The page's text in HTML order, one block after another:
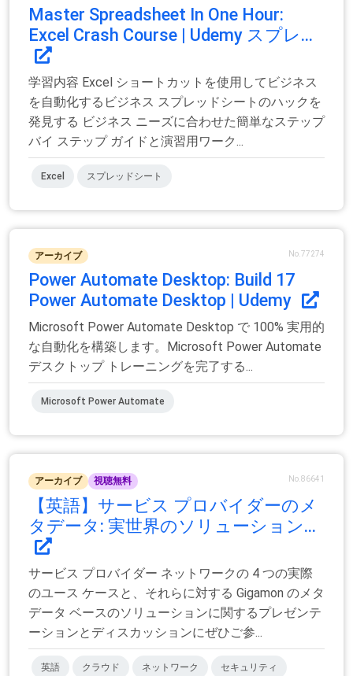
Master Spreadsheet In One Hour:
Excel Crash Course | Udemy スプレ...
学習内容 Excel ショートカットを使用してビジネス
を自動化するビジネス スプレッドシートのハックを
発見する ビジネス ニーズに合わせた簡単なステップ
バイ ステップ ガイドと演習用ワーク...
Excel スプレッドシート
アーカイブ No.77274
Power Automate Desktop: Build 17
Power Automate Desktop | Udemy
Microsoft Power Automate Desktop で 100% 実用的
な自動化を構築します。Microsoft Power Automate
デスクトップ トレーニングを完了する...
Microsoft Power Automate
アーカイブ 視聴無料 No.86641
【英語】サービス プロバイダーのメ
タデータ: 実世界のソリューション...
サービス プロバイダー ネットワークの 4 つの実際
のユース ケースと、それらに対する Gigamon のメタ
データ ベースのソリューションに関するプレゼンテ
ーションとディスカッションにぜひご参...
英語 クラウド ネットワーク セキュリティ